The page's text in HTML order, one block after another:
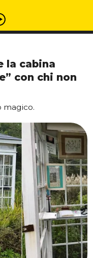
la cabina
con chi non
magico.